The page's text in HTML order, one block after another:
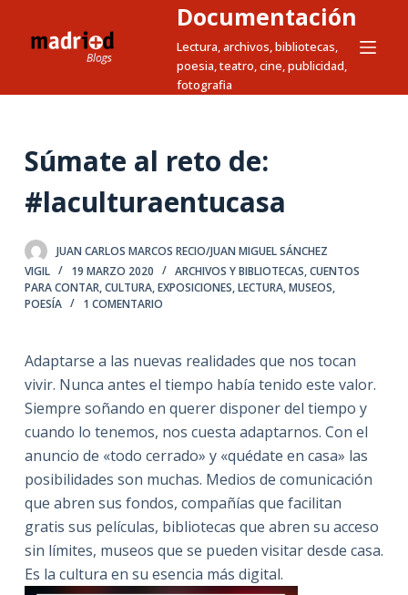
t
a
n
e
o
Documentación
Lectura, archivos, bibliotecas,
poesia, teatro, cine, publicidad,
fotografia
Súmate al reto de:
#laculturaentucasa
JUAN CARLOS MARCOS RECIO/JUAN MIGUEL SÁNCHEZ
VIGIL
19 MARZO 2020 ARCHIVOS Y BIBLIOTECAS,CUENTOS
PARA CONTAR,CULTURA,EXPOSICIONES,LECTURA,MUSEOS,
POESÍA
1 COMENTARIO
Adaptarse a las nuevas realidades que nos tocan
vivir. Nunca antes el tiempo había tenido este valor.
Siempre soñando en querer disponer del tiempo y
cuando lo tenemos, nos cuesta adaptarnos. Con el
anuncio de «todo cerrado» y «quédate en casa» las
posibilidades son muchas. Medios de comunicación
que abren sus fondos, compañías que facilitan
gratis sus películas, bibliotecas que abren su acceso
sin límites, museos que se pueden visitar desde casa.
Es la cultura en su esencia más digital.